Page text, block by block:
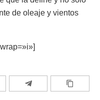
de oleaje y vientos